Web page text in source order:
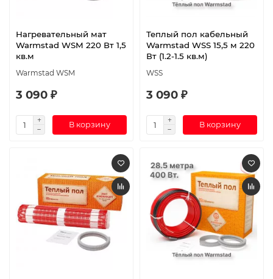
Нагревательный мат
Warmstad WSM 220 Вт 1,5
кв.м
Warmstad WSM
3 090 ₽
В корзину
Теплый пол кабельный
Warmstad WSS 15,5 м 220
Вт (1.2-1.5 кв.м)
WSS
3 090 ₽
В корзину